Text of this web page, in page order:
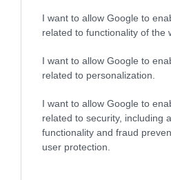
I want to allow Google to
related to functionality of the
I want to allow Google to
related to personalization.
I want to allow Google to
related to security, including
functionality and fraud
user protection.
NÉZZ KÖRBE
AIRBNB AJÁNLÓ AUSZTRIA